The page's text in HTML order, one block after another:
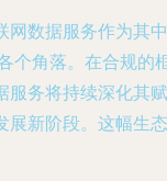
网数据服务作为其中
个角落。在合规的
服务将持续深化其赋
展新阶段。这幅生态